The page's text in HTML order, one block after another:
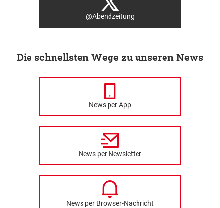
@Abendzeitung
Die schnellsten Wege zu unseren News
News per App
News per Newsletter
News per Browser-Nachricht